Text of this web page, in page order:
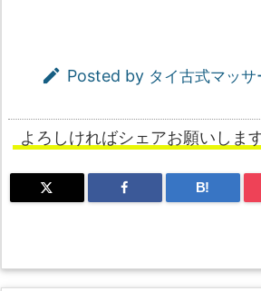
 Posted by タイ古式マッ
よろしければシェアお願いしま
B!